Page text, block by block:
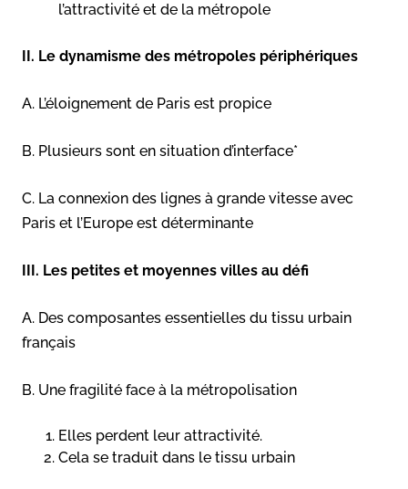
l’attractivité et de la métropole
II. Le dynamisme des métropoles périphériques
A. L’éloignement de Paris est propice
B. Plusieurs sont en situation d’interface*
C. La connexion des lignes à grande vitesse avec
Paris et l’Europe est déterminante
III. Les petites et moyennes villes au défi
A. Des composantes essentielles du tissu urbain
français
B. Une fragilité face à la métropolisation
Elles perdent leur attractivité.
Cela se traduit dans le tissu urbain